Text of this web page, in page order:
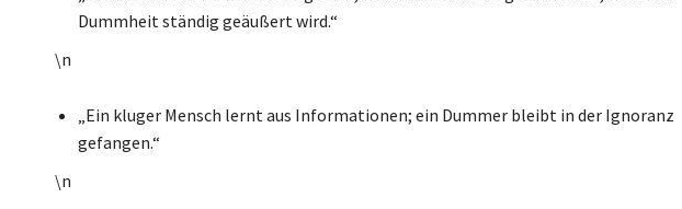
Dummheit ständig geäußert wird.“
\n
„Ein kluger Mensch lernt aus Informationen; ein Dummer bleibt in der Ignoranz
gefangen.“
\n